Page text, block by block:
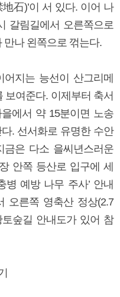
石)’이 서 있다. 이어 나
갈림길에서 오른쪽으로
만나 왼쪽으로 꺾는다.
어지는 능선이 산그리메
보여준다. 이제부터 축서
에서 약 15분이면 노송
. 선서화로 유명한 수안
금은 다소 을씨년스러운
안쪽 등산로 입구에 세
병 예방 나무 주사’ 안내
오른쪽 영축산 정상(2.7
숲길 안내도가 있어 참